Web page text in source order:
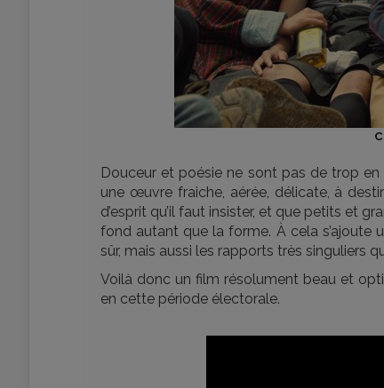
Douceur et poésie ne sont pas de trop
une œuvre fraiche, aérée, délicate, à
d’esprit qu’il faut insister, et que petits et
fond autant que la forme. À cela s’ajoute
sûr, mais aussi les rapports très singuliers
Voilà donc un film résolument beau et
en cette période électorale.